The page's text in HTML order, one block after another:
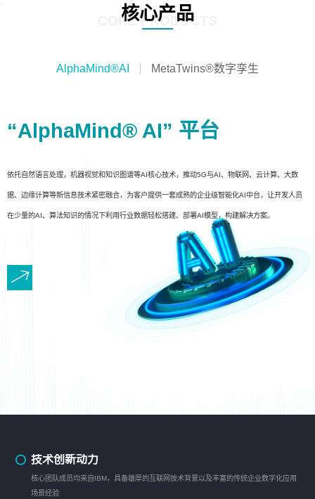
核心产品
CORE PRODUCTS
AlphaMind®AI MetaTwins®数字孪生
“AlphaMind® AI” 平台
依托自然语言处理，机器视觉和知识图谱等AI核心技术，推动5G与AI、物联网、云计算、大数
据、边缘计算等新信息技术紧密融合，为客户提供一套成熟的企业级智能化AI中台，让开发人员
在少量的AI、算法知识的情况下利用行业数据轻松搭建、部署AI模型，构建解决方案。
技术创新动力
核心团队成员均来自IBM，具备雄厚的互联网技术背景以及丰富的传统企业数字化应用
场景经验